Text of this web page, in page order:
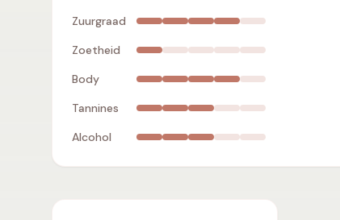
Zuurgraad
Zoetheid
Body
Tannines
Alcohol